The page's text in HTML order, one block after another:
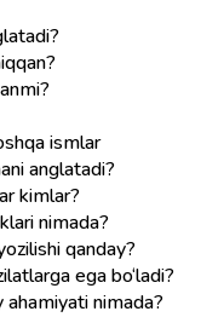
ismlar
anglatadi?
kimlar?
nimada?
qanday?
ega bo‘ladi?
nimada?